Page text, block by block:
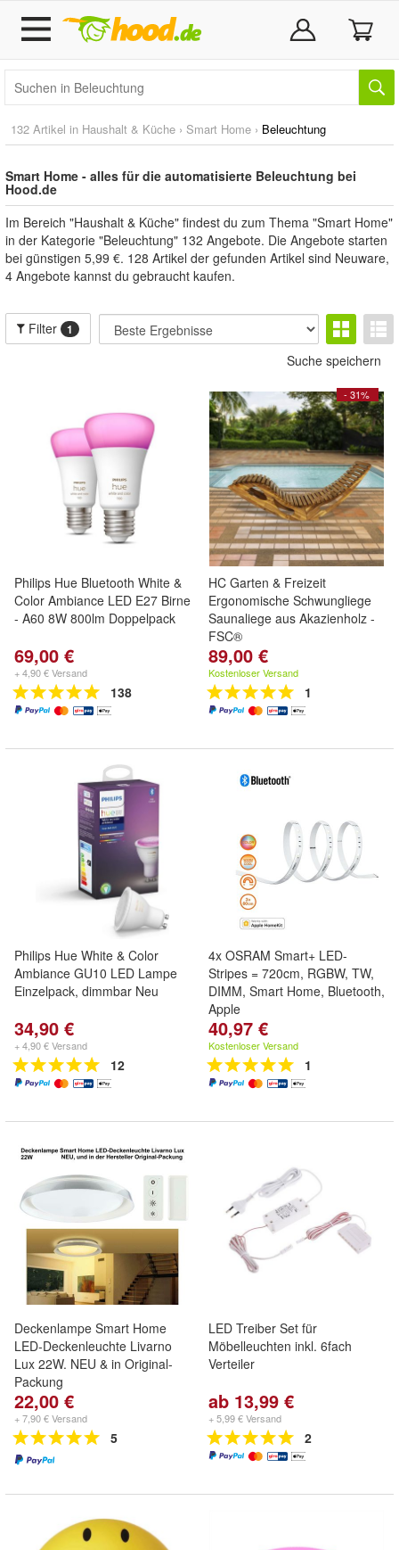
132 Artikel in Haushalt & Küche › Smart Home › Beleuchtung
Smart Home - alles für die automatisierte Beleuchtung bei
Hood.de
Im Bereich "Haushalt & Küche" findest du zum Thema "Smart Home"
in der Kategorie "Beleuchtung" 132 Angebote. Die Angebote starten
bei günstigen 5,99 €. 128 Artikel der gefunden Artikel sind Neuware,
4 Angebote kannst du gebraucht kaufen.
Filter 1
Suche speichern
Philips Hue Bluetooth White &
Color Ambiance LED E27 Birne
- A60 8W 800lm Doppelpack
69,00 €
+ 4,90 € Versand
138
- 31%
HC Garten & Freizeit
Ergonomische Schwungliege
Saunaliege aus Akazienholz -
FSC®
89,00 €
Kostenloser Versand
1
Philips Hue White & Color
Ambiance GU10 LED Lampe
Einzelpack, dimmbar Neu
34,90 €
+ 4,90 € Versand
12
4x OSRAM Smart+ LED-
Stripes = 720cm, RGBW, TW,
DIMM, Smart Home, Bluetooth,
Apple
40,97 €
Kostenloser Versand
1
Deckenlampe Smart Home
LED-Deckenleuchte Livarno
Lux 22W. NEU & in Original-
Packung
22,00 €
+ 7,90 € Versand
5
LED Treiber Set für
Möbelleuchten inkl. 6fach
Verteiler
ab 13,99 €
+ 5,99 € Versand
2